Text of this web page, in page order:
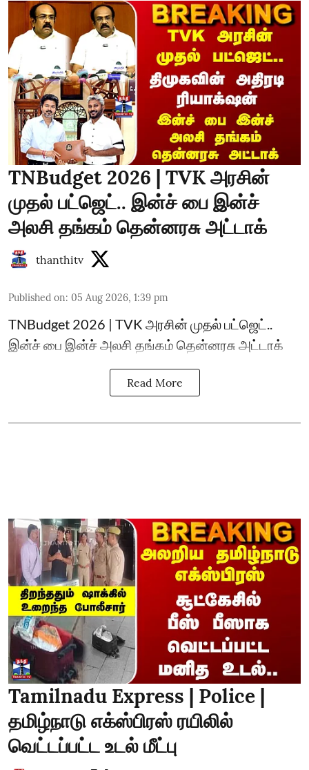
TNBudget 2026 | TVK அரசின்
முதல் பட்ஜெட்.. இன்ச் பை இன்ச்
அலசி தங்கம் தென்னரசு அட்டாக்
thanthitv
Published on: 05 Aug 2026, 1:39 pm
TNBudget 2026 | TVK அரசின் முதல் பட்ஜெட்..
இன்ச் பை இன்ச் அலசி தங்கம் தென்னரசு அட்டாக்
Read More
Tamilnadu Express | Police |
தமிழ்நாடு எக்ஸ்பிரஸ் ரயிலில்
வெட்டப்பட்ட உடல் மீட்பு